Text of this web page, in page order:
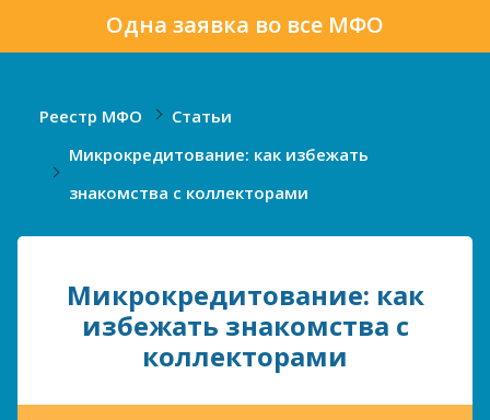
Одна заявка во все МФО
Реестр МФО
Статьи
Микрокредитование: как избежать
знакомства с коллекторами
Микрокредитование: как
избежать знакомства с
коллекторами